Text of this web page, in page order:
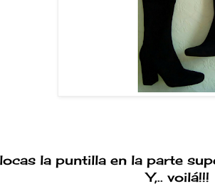
la puntilla en la parte
Y,.. voilá!!!